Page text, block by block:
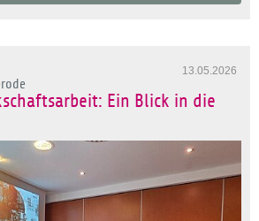
13.05.2026
Ein Blick in die